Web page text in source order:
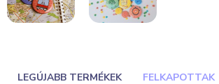
LEGÚJABB TERMÉKEK FELKAPOTTAK